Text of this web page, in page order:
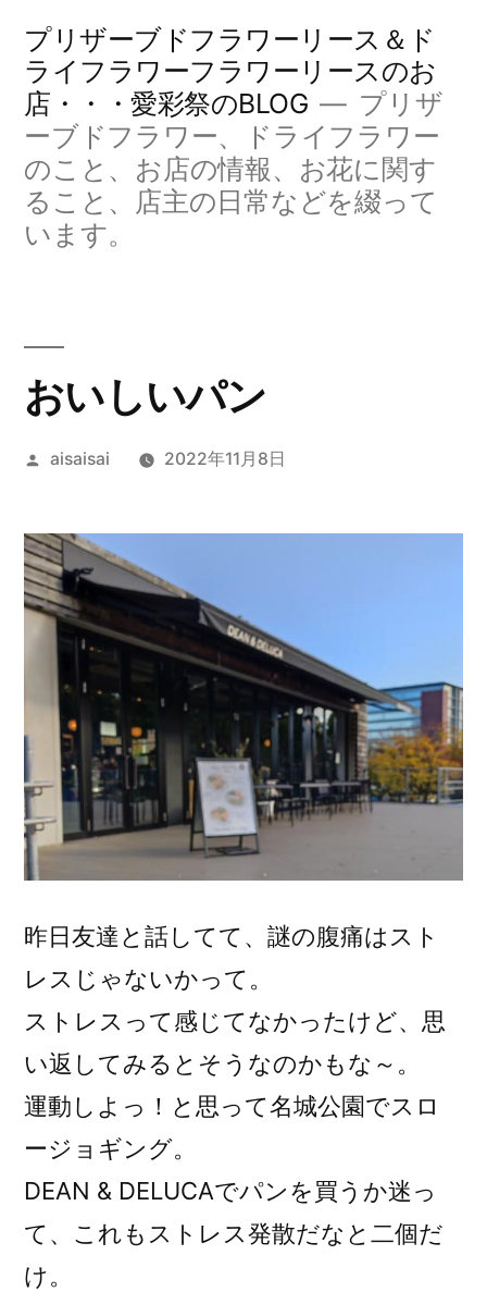
プリザーブドフラワーリース＆ド
ライフラワーフラワーリースのお
店・・・愛彩祭のBLOG
プリザ
ーブドフラワー、ドライフラワー
のこと、お店の情報、お花に関す
ること、店主の日常などを綴って
います。
おいしいパン
投
aisaisai 2022年11月8日
昨日友達と話してて、謎の腹痛はスト
レスじゃないかって。
ストレスって感じてなかったけど、思
い返してみるとそうなのかもな～。
運動しよっ！と思って名城公園でスロ
ージョギング。
DEAN & DELUCAでパンを買うか迷っ
て、これもストレス発散だなと二個だ
け。